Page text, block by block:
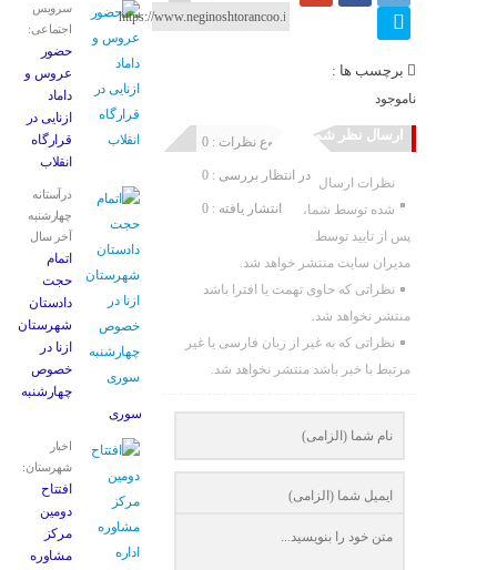
برچسب ها :
ناموجود
ارسال نظر شما مجموع نظرات : 0
در انتظار بررسی : 0
انتشار یافته : 0
نظرات ارسال
شده توسط شما،
پس از تایید توسط
مدیران سایت منتشر خواهد شد.
نظراتی که حاوی تهمت یا افترا باشد
منتشر نخواهد شد.
نظراتی که به غیر از زبان فارسی یا غیر
مرتبط با خبر باشد منتشر نخواهد شد.
سرویس
اجتماعی:
حضور
عروس و
داماد
ازنایی در
قرارگاه
انقلاب
درآستانه
چهارشنبه
آخر سال
اتمام
حجت
دادستان
شهرستان
ازنا در
خصوص
چهارشنبه
‌سوری
اخبار
شهرستان:
افتتاح
دومین
مرکز
مشاوره